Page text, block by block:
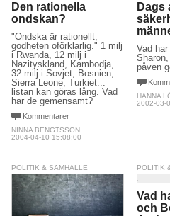
Den rationella
ondskan?
"Ondska är rationellt,
godheten oförklarlig." 1 milj
i Rwanda, 12 milj i
Nazityskland, Kambodja,
32 milj i Sovjet, Bosnien,
Sierra Leone, Turkiet...
listan kan göras lång. Vad
har de gemensamt?
Kommentarer
NINNA BENGTSSON
2004-04-10 15:08:00
Dags
Vad
påven
HANNA
2002-03-
POLITIK & SAMHÄLLE POLITIK
Vad
och